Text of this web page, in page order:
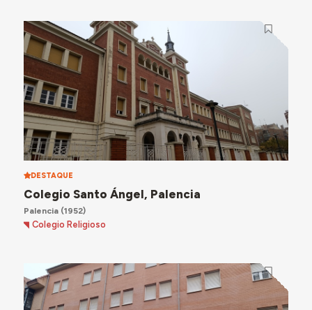
DESTAQUE
Colegio Santo Ángel, Palencia
Palencia(1952)
Colegio Religioso